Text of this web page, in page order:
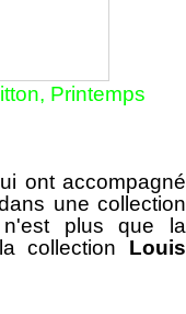
Printemps
ont accompagné
une collection
plus que la
lacollection Louis